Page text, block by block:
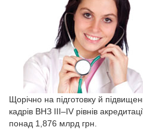
Щорічно на підготовку й
кадрів ВНЗ III–IV рівнів
понад 1,876 млрд грн.